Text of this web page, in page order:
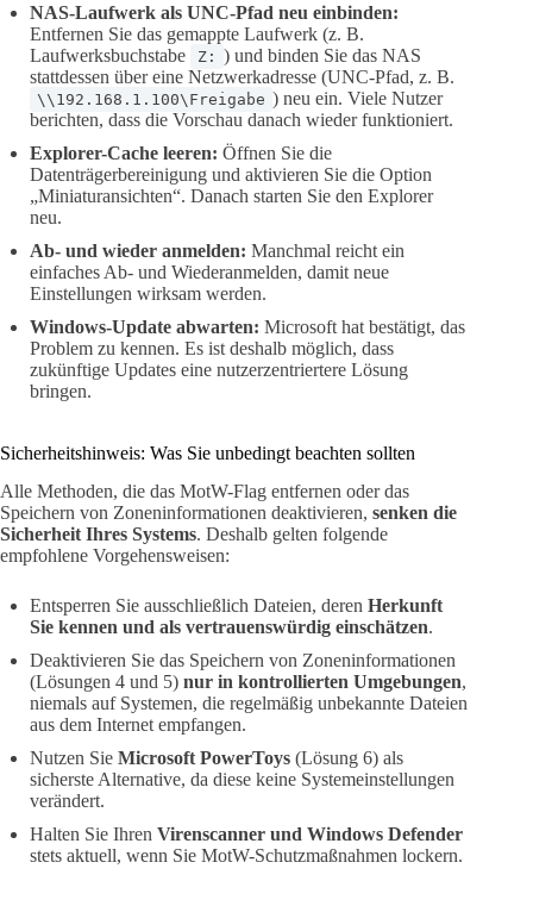
NAS-Laufwerk als UNC-Pfad neu einbinden:
Entfernen Sie das gemappte Laufwerk (z. B.
Laufwerksbuchstabe
Z: ) und binden Sie das NAS
stattdessen über eine Netzwerkadresse (UNC-Pfad, z. B.
\\192.168.1.100\Freigabe ) neu ein. Viele Nutzer
berichten, dass die Vorschau danach wieder funktioniert.
Explorer-Cache leeren: Öffnen Sie die
Datenträgerbereinigung und aktivieren Sie die Option
„Miniaturansichten“. Danach starten Sie den Explorer
neu.
Ab- und wieder anmelden: Manchmal reicht ein
einfaches Ab- und Wiederanmelden, damit neue
Einstellungen wirksam werden.
Windows-Update abwarten: Microsoft hat bestätigt, das
Problem zu kennen. Es ist deshalb möglich, dass
zukünftige Updates eine nutzerzentriertere Lösung
bringen.
Sicherheitshinweis: Was Sie unbedingt beachten sollten
Alle Methoden, die das MotW-Flag entfernen oder das
Speichern von Zoneninformationen deaktivieren, senken die
Sicherheit Ihres Systems. Deshalb gelten folgende
empfohlene Vorgehensweisen:
Entsperren Sie ausschließlich Dateien, deren Herkunft
Sie kennen und als vertrauenswürdig einschätzen.
Deaktivieren Sie das Speichern von Zoneninformationen
(Lösungen 4 und 5) nur in kontrollierten Umgebungen,
niemals auf Systemen, die regelmäßig unbekannte Dateien
aus dem Internet empfangen.
Nutzen Sie Microsoft PowerToys (Lösung 6) als
sicherste Alternative, da diese keine Systemeinstellungen
verändert.
Halten Sie Ihren Virenscanner und Windows Defender
stets aktuell, wenn Sie MotW-Schutzmaßnahmen lockern.